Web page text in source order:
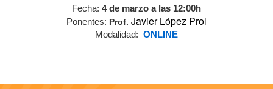
Fecha: 4 de marzo a las 12:00h
Ponentes: Prof. Javier López Prol
Modalidad: ONLINE